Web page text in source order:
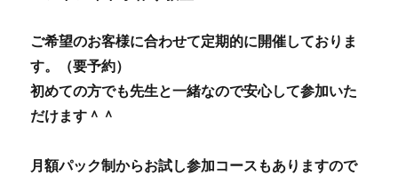
ご希望のお客様に合わせて定期的に開催しておりま
す。（要予約）
初めての方でも先生と一緒なので安心して参加いた
だけます＾＾
月額パック制からお試し参加コースもありますので